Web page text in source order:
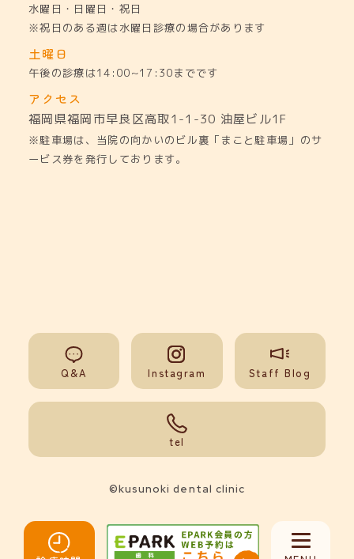
水曜日・日曜日・祝日
※祝日のある週は水曜日診療の場合があります
土曜日
午後の診療は14:00~17:30までです
アクセス
福岡県福岡市早良区高取1-1-30 油屋ビル1F
※駐車場は、当院の向かいのビル裏「まこと駐車場」のサ
ービス券を発行しております。
Q&A Instagram Staff Blog
tel
©kusunoki dental clinic